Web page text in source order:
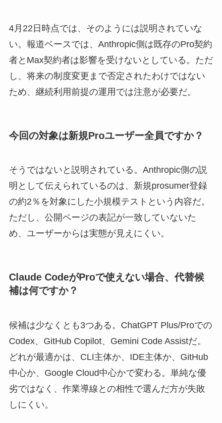
4月22日時点では、そのようには説明されていな
い。報道ベースでは、Anthropic側は既存のPro契約
者とMax契約者は影響を受けないとしている。ただ
し、将来の制度変更まで否定されたわけではない
ため、継続利用前提の運用では注意が必要だ。
今回の対象は新規Proユーザー全員ですか？
そうではないと説明されている。Anthropic側の説
明として伝えられているのは、新規prosumer登録
の約2％を対象にした小規模テストという内容だ。
ただし、公開ページの表記が一致していないた
め、ユーザーからは実態が見えにくい。
Claude CodeがProで使えない場合、代替候
補は何ですか？
候補は少なくとも3つある。ChatGPT Plus/Proでの
Codex、GitHub Copilot、Gemini Code Assistだ。
どれが最適かは、CLI主体か、IDE主体か、GitHub
中心か、Google Cloud中心かで変わる。単純な優
劣ではなく、作業導線との相性で選んだ方が失敗
しにくい。